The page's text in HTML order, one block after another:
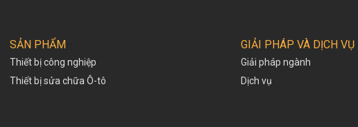
SẢN PHẨM
Thiết bị công nghiệp
Thiết bị sửa chữa Ô-tô
GIẢI PHÁP VÀ DỊCH VỤ
Giải pháp ngành
Dịch vụ